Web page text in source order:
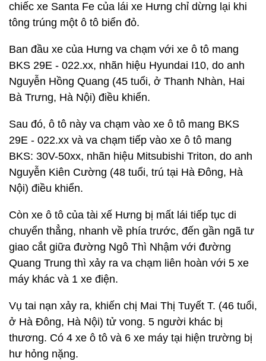
chiếc xe Santa Fe của lái xe Hưng chỉ dừng lại khi
tông trúng một ô tô biển đỏ.
Ban đầu xe của Hưng va chạm với xe ô tô mang
BKS 29E - 022.xx, nhãn hiệu Hyundai I10, do anh
Nguyễn Hồng Quang (45 tuổi, ở Thanh Nhàn, Hai
Bà Trưng, Hà Nội) điều khiển.
Sau đó, ô tô này va chạm vào xe ô tô mang BKS
29E - 022.xx và va chạm tiếp vào xe ô tô mang
BKS: 30V-50xx, nhãn hiệu Mitsubishi Triton, do anh
Nguyễn Kiên Cường (48 tuổi, trú tại Hà Đông, Hà
Nội) điều khiển.
Còn xe ô tô của tài xế Hưng bị mất lái tiếp tục di
chuyển thẳng, nhanh về phía trước, đến gần ngã tư
giao cắt giữa đường Ngô Thì Nhậm với đường
Quang Trung thì xảy ra va chạm liên hoàn với 5 xe
máy khác và 1 xe điện.
Vụ tai nạn xảy ra, khiến chị Mai Thị Tuyết T. (46 tuổi,
ở Hà Đông, Hà Nội) tử vong. 5 người khác bị
thương. Có 4 xe ô tô và 6 xe máy tại hiện trường bị
hư hỏng nặng.